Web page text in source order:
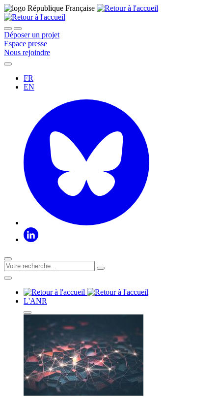
Déposer un projet
Espace presse
Nous rejoindre
FR
EN
L'ANR